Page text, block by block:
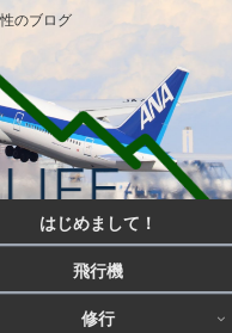
のブログ
はじめまして！
飛行機
修行